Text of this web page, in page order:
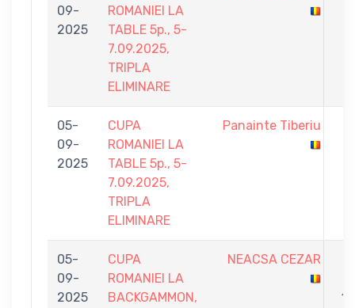
09-
2025
ROMANIEI LA
TABLE 5p., 5-
7.09.2025,
TRIPLA
ELIMINARE
05-
09-
2025
CUPA
ROMANIEI LA
TABLE 5p., 5-
7.09.2025,
TRIPLA
ELIMINARE
Panainte Tiberiu
05-
09-
2025
CUPA
ROMANIEI LA
BACKGAMMON,
NEACSA CEZAR
11